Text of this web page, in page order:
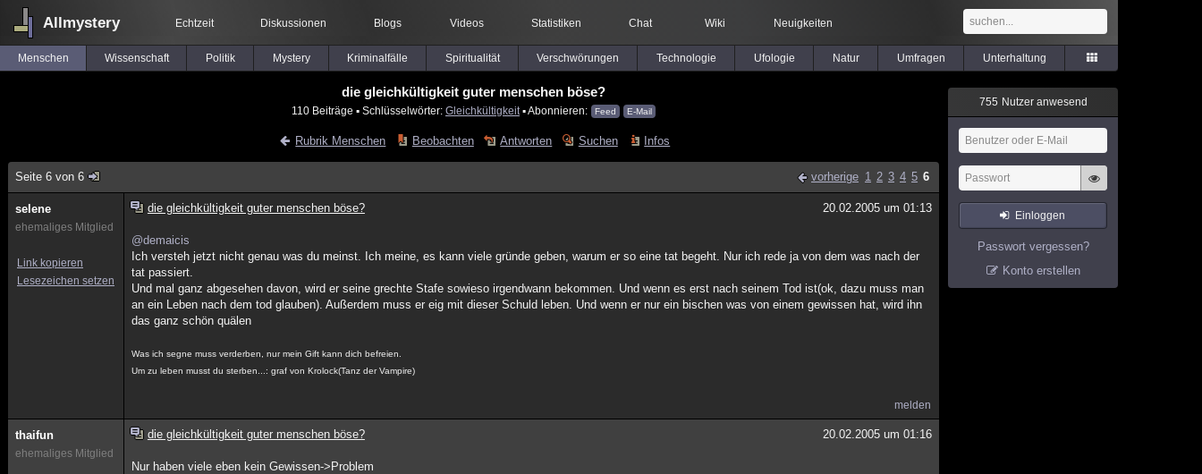
Allmystery Echtzeit Diskussionen Blogs Videos Statistiken Chat Wiki Neuigkeiten
Menschen Wissenschaft Politik Mystery Kriminalfälle Spiritualität Verschwörungen Technologie Ufologie Natur Umfragen Unterhaltung
die gleichkültigkeit guter menschen böse?
110 Beiträge ▪ Schlüsselwörter: Gleichkültigkeit ▪ Abonnieren: Feed E-Mail
Rubrik Menschen Beobachten Antworten Suchen Infos
Seite 6 von 6 vorherige 1 2 3 4 5 6
selene
ehemaliges Mitglied
Link kopieren
Lesezeichen setzen
die gleichkültigkeit guter menschen böse? 20.02.2005 um 01:13
@demaicis
Ich versteh jetzt nicht genau was du meinst. Ich meine, es kann viele gründe geben, warum er so eine tat begeht. Nur ich rede ja von dem was nach der
tat passiert.
Und mal ganz abgesehen davon, wird er seine grechte Stafe sowieso irgendwann bekommen. Und wenn es erst nach seinem Tod ist(ok, dazu muss man
an ein Leben nach dem tod glauben). Außerdem muss er eig mit dieser Schuld leben. Und wenn er nur ein bischen was von einem gewissen hat, wird ihn
das ganz schön quälen
Was ich segne muss verderben, nur mein Gift kann dich befreien.
Um zu leben musst du sterben...: graf von Krolock(Tanz der Vampire)
melden
thaifun
ehemaliges Mitglied
die gleichkültigkeit guter menschen böse? 20.02.2005 um 01:16
Nur haben viele eben kein Gewissen->Problem
755 Nutzer anwesend
Einloggen
Passwort vergessen?
Konto erstellen